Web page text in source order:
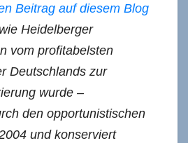
Beitrag auf diesem Blog
Heidelberger
vom profitabelsten
Deutschlands zur
wurde –
den opportunistischen
und konserviert